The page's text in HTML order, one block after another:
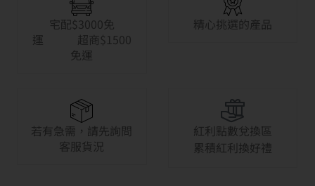
宅配$3000免
運 超商$1500
免運
精心挑選的產品
若有急需，請先詢問
客服貨況
紅利點數兌換區
累積紅利換好禮